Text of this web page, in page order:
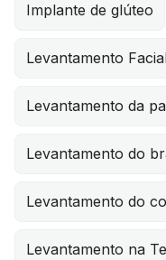
Implante de glúteo
Levantamento
Levantamento da
Levantamento do
Levantamento do
Levantamento na